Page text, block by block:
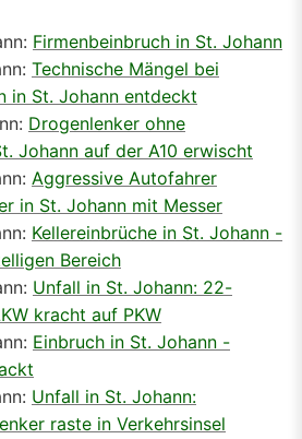
Firmenbeinbruch in St. Johann
Technische Mängel bei
in St. Johann entdeckt
Drogenlenker ohne
Johann auf der A10 erwischt
Aggressive Autofahrer
in St. Johann mit Messer
Kellereinbrüche in St. Johann -
Bereich
Unfall in St. Johann: 22-
kracht auf PKW
Einbruch in St. Johann -
Unfall in St. Johann:
raste in Verkehrsinsel